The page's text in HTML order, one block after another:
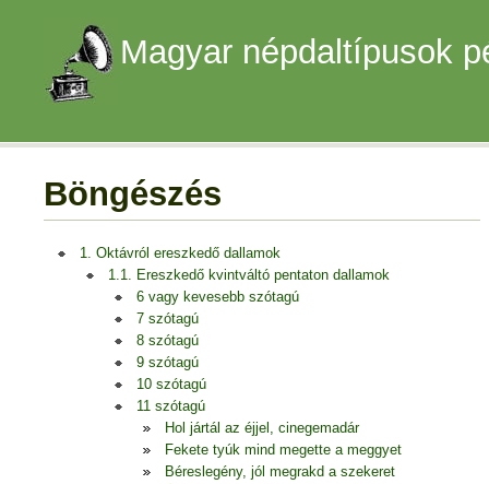
Magyar népdaltípusok
Böngészés
1. Oktávról ereszkedő dallamok
1.1. Ereszkedő kvintváltó pentaton dallamok
6 vagy kevesebb szótagú
7 szótagú
8 szótagú
9 szótagú
10 szótagú
11 szótagú
Hol jártál az éjjel, cinegemadár
Fekete tyúk mind megette a meggyet
Béreslegény, jól megrakd a szekeret